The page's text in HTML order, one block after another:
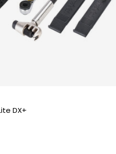
DX+